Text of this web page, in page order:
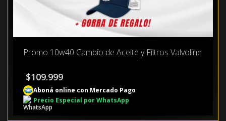
Promo 10w40 Cambio de Aceite y Filtros Valvoline
$109.999
Aboná online con Mercado Pago
Precio Especial por WhatsApp